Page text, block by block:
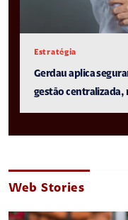
Estratégia
Gerdau aplica
gestão centralizada,
Web Stories